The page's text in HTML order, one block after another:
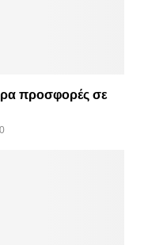
προσφορές σε
0